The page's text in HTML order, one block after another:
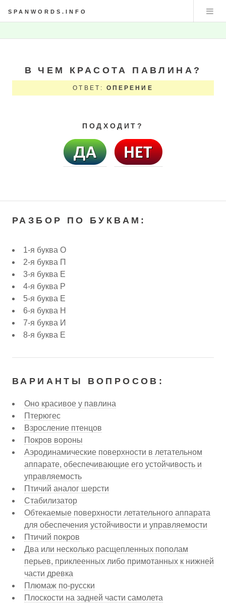
SPANWORDS.INFO
В ЧЕМ КРАСОТА ПАВЛИНА?
ОТВЕТ: ОПЕРЕНИЕ
ПОДХОДИТ?
РАЗБОР ПО БУКВАМ:
1-я буква О
2-я буква П
3-я буква Е
4-я буква Р
5-я буква Е
6-я буква Н
7-я буква И
8-я буква Е
ВАРИАНТЫ ВОПРОСОВ:
Оно красивое у павлина
Птерюгес
Взросление птенцов
Покров вороны
Аэродинамические поверхности в летательном
аппарате, обеспечивающие его устойчивость и
управляемость
Птичий аналог шерсти
Стабилизатор
Обтекаемые поверхности летательного аппарата
для обеспечения устойчивости и управляемости
Птичий покров
Два или несколько расщепленных пополам
перьев, приклеенных либо примотанных к нижней
части древка
Плюмаж по-русски
Плоскости на задней части самолета